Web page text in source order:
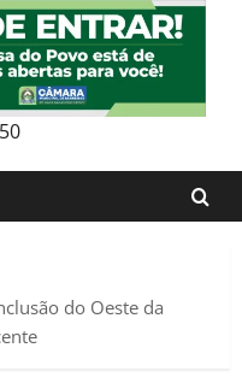
do Oeste da